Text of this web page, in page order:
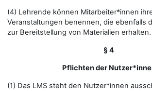
(4) Lehrende können Mitarbeiter*innen
Veranstaltungen benennen, die ebenfalls
zur Bereitstellung von Materialien erhalten.
§ 4
Pflichten der
(1) Das LMS steht den Nutzer*innen